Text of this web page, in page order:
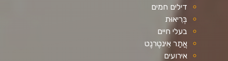
דילים חמים
בְּרִיאוּת
בעלי חיים
אֲתַר אִינטֶרנֶט
אירועים